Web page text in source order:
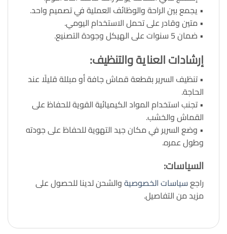
• يجمع بين الراحة والوظائف العملية في تصميم واحد.
• متين وقادر على تحمل الاستخدام اليومي.
• ضمان 5 سنوات على الهيكل وجودة التصنيع.
إرشادات العناية والتنظيف:
• تنظيف السرير بقطعة قماش جافة أو مبللة قليلًا عند
الحاجة.
• تجنب استخدام المواد الكيميائية القوية للحفاظ على
القماش والخشب.
• وضع السرير في مكان جيد التهوية للحفاظ على جودته
وطول عمره.
السياسات:
راجعسياسات الخصوصيةوالشحن لدينا للحصول على
مزيد من التفاصيل.